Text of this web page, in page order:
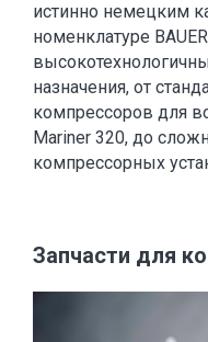
истинно немецким
номенклатуре
назначения, от
компрессоров для
Mariner 320, до
компрессорных
Запчасти для